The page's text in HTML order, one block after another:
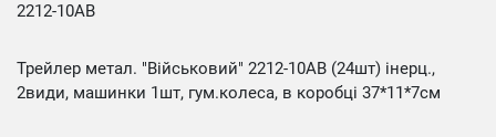
2212-10AB
Трейлер метал. "Військовий" 2212-10AB (24шт) інерц.,
2види, машинки 1шт, гум.колеса, в коробці 37*11*7см